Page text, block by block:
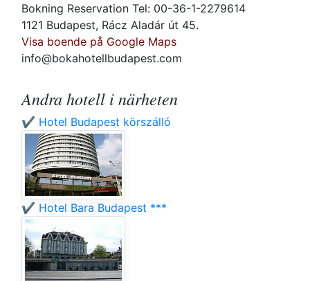
Bokning Reservation Tel: 00-36-1-2279614
1121 Budapest, Rácz Aladár út 45.
Visa boende på Google Maps
info@bokahotellbudapest.com
Andra hotell i närheten
✔️ Hotel Budapest körszálló
✔️ Hotel Bara Budapest ***